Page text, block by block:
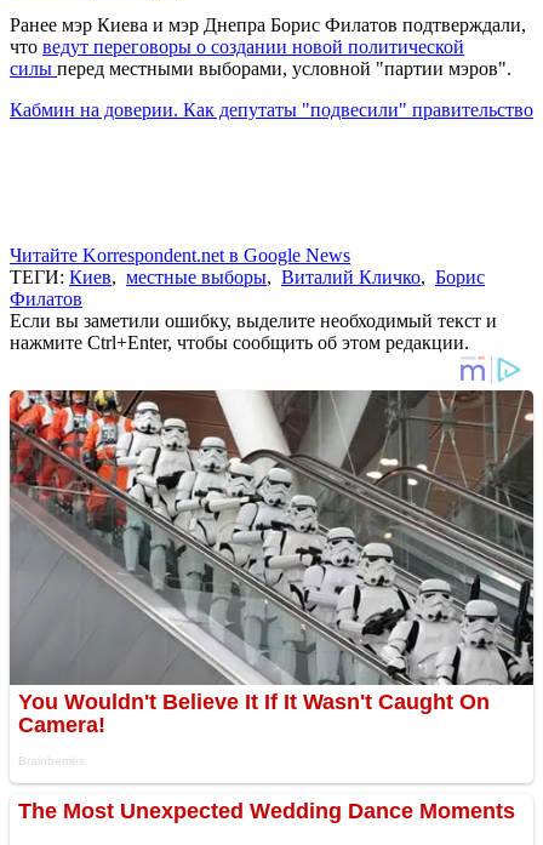
Ранее мэр Киева и мэр Днепра Борис Филатов подтверждали,
что ведут переговоры о создании новой политической
силы перед местными выборами, условной "партии мэров".
Кабмин на доверии. Как депутаты "подвесили" правительство
Читайте Korrespondent.net в Google News
ТЕГИ: Киев, местные выборы, Виталий Кличко, Борис
Филатов
Если вы заметили ошибку, выделите необходимый текст и
нажмите Ctrl+Enter, чтобы сообщить об этом редакции.